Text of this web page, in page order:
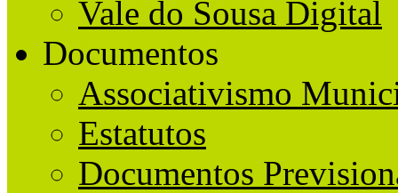
Vale do Sousa Digital
Documentos
Associativismo
Estatutos
Documentos